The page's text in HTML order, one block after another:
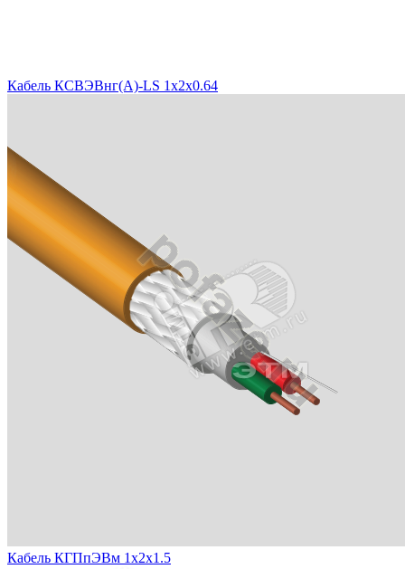
Кабель КСВЭВнг(A)-LS 1x2x0.64
Кабель КГПпЭВм 1х2х1.5